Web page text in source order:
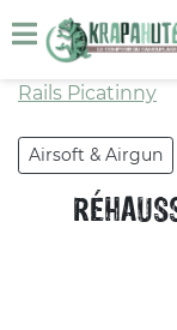
Airsoft & Airgun
Rails Picatinny